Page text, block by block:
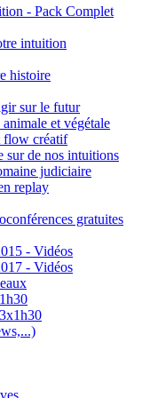
- Pack Complet
intuition
histoire
sur le futur
et végétale
flow créatif
sur de nos intuitions
judiciaire
replay
gratuites
- Vidéos
- Vidéos